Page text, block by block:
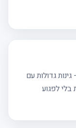
גדולות עם
בלי לפגוע